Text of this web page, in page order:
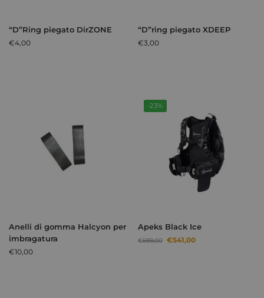
“D”Ring piegato DirZONE
€4,00
“D”ring piegato XDEEP
€3,00
Anelli di gomma Halcyon per
imbragatura
€10,00
-23%
Apeks Black Ice
€699,00 €541,00